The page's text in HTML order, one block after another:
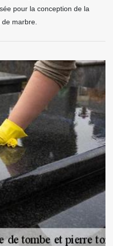
pour la conception de la
de marbre.